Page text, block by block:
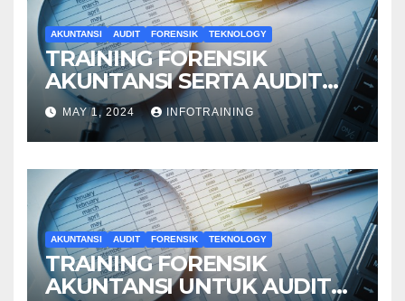
AKUNTANSI AUDIT FORENSIK TEKNOLOGY
TRAINING FORENSIK
AKUNTANSI SERTA AUDIT
PENYELIDIKAN
MAY 1, 2024 INFOTRAINING
AKUNTANSI AUDIT FORENSIK TEKNOLOGY
TRAINING FORENSIK
AKUNTANSI UNTUK AUDIT